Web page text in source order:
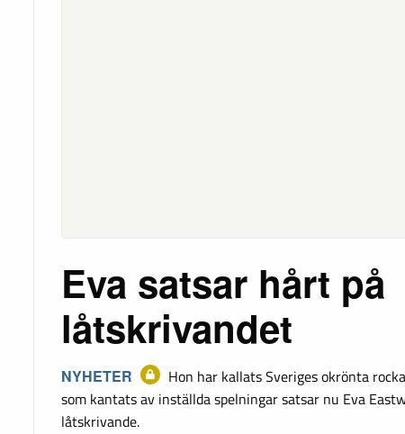
Eva satsar hårt på
låtskrivandet
NYHETER
Hon har kallats Sveriges okrönta
som kantats av inställda spelningar satsar nu Eva
låtskrivande.